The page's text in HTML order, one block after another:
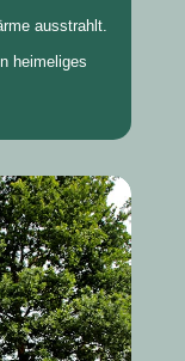
ausstrahlt.
heimeliges